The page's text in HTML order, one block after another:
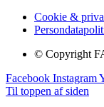
Cookie &
© Copyright
Facebook Instagram
Til toppen af siden